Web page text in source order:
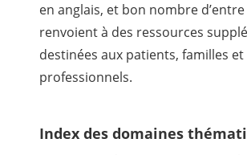
en anglais, et bon nombre d’entre
renvoient à des ressources
destinées aux patients, familles et
professionnels.
Index des domaines